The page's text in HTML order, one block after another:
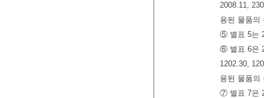
2008.11,
용된 물품의
⑤ 별표 5는
⑥ 별표 6은
1202.30,
용된 물품의
⑦ 별표 7은